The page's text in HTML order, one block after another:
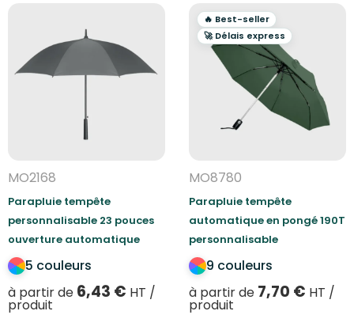
Chez Koaprint, on propose unesélection haut de
gamme
parapluies personnalisables
(pliants, automatiques, golf, tempête…) fabriqués
avec des
matériaux résistants et durables
choisis ton
modèle , tonmarquage, et
et de lalivraison
MO2168
Parapluie tempête
personnalisable 23 pouces
ouverture automatique
5 couleurs
à partir de 6,43 € HT /
produit
🔥 Best-seller
🚀 Délais express
MO8780
Parapluie tempête
automatique en pongé 190T
personnalisable
9 couleurs
à partir de 7,70 € HT /
produit